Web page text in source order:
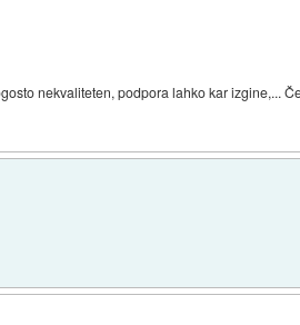
nekvaliteten, podpora lahko kar izgine,...